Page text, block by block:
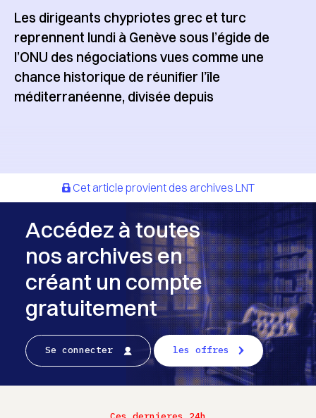
Les dirigeants chypriotes grec et turc
reprennent lundi à Genève sous l’égide de
l’ONU des négociations vues comme une
chance historique de réunifier l’île
méditerranéenne, divisée depuis
Cet article provient des archives LNT
Accédez à toutes
nos archives en
créant un compte
gratuitement
Se connecter les offres